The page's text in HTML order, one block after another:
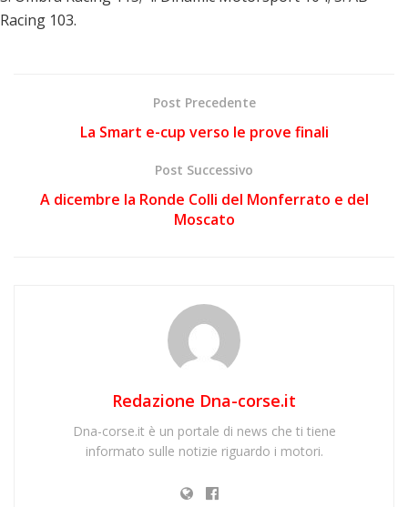
Racing 103.
Post Precedente
La Smart e-cup verso le prove finali
Post Successivo
A dicembre la Ronde Colli del Monferrato e del
Moscato
Redazione Dna-corse.it
Dna-corse.it è un portale di news che ti tiene
informato sulle notizie riguardo i motori.